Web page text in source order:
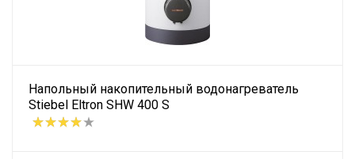
Напольный накопительный водонагреватель
Stiebel Eltron SHW 400 S